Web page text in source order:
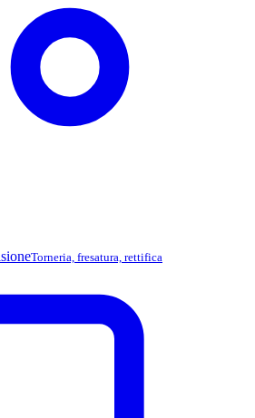
Torneria, fresatura, rettifica